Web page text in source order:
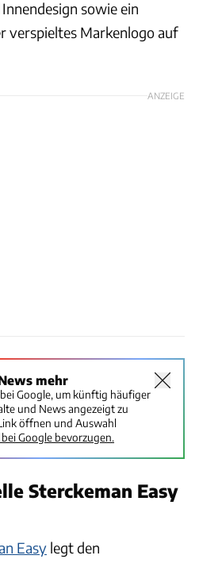
sowie ein
verspieltes Markenlogo auf
ANZEIGE
mehr
Google, um künftig häufiger
und News angezeigt zu
öffnen und Auswahl
Google bevorzugen.
Sterckeman Easy
Easy legt den